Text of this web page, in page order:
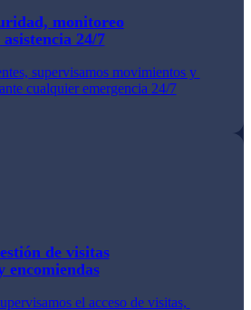
monitoreo
asistencia 24/7
supervisamos movimientos y
cualquier emergencia 24/7
de visitas
encomiendas
el acceso de visitas,